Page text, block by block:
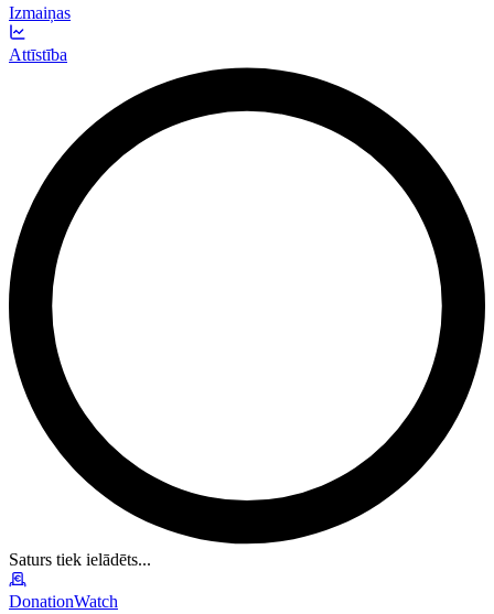
Izmaiņas
Attīstība
Saturs tiek ielādēts...
DonationWatch